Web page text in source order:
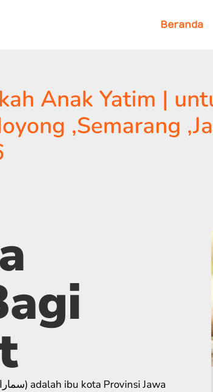
Beranda
Anak Yatim |
,Semarang